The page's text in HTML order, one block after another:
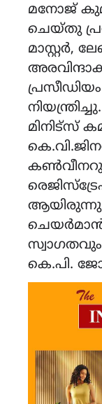
മനോജ്‌
ചെയ്തു
മാസ്റ്റർ,
മിനിട്സ്
കെ.പി.